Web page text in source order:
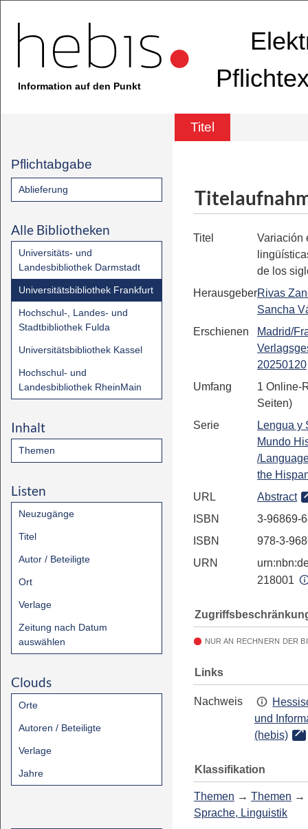
Information auf den Punkt
Titel
Pflichtabgabe
Ablieferung
Alle Bibliotheken
Universitäts- und
Landesbibliothek Darmstadt
Universitätsbibliothek Frankfurt
Hochschul-, Landes- und
Stadtbibliothek Fulda
Universitätsbibliothek Kassel
Hochschul- und
Landesbibliothek RheinMain
Inhalt
Themen
Listen
Neuzugänge
Titel
Autor / Beteiligte
Ort
Verlage
Zeitung nach Datum
auswählen
Clouds
Orte
Autoren / Beteiligte
Verlage
Jahre
Titel
Variación
de los
HerausgeberRivas
Sancha
Erschienen
Madrid/
20250120
Umfang
1 Online-
Seiten)
Serie
Lengua y
Mundo
/
the
URL
Abstract
ISBN
3-96869-
ISBN
978-3-
URN
218001
NUR AN RECHNERN DER
Links
Nachweis
und
(hebis)
Klassifikation
Themen → Themen →
Sprache, Linguistik